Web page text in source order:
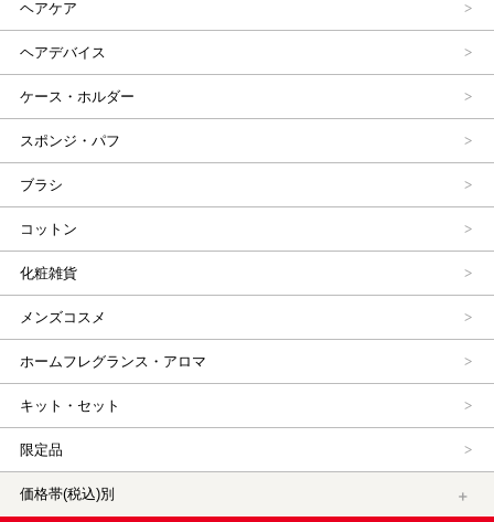
ヘアケア
ヘアデバイス
ケース・ホルダー
スポンジ・パフ
ブラシ
コットン
化粧雑貨
メンズコスメ
ホームフレグランス・アロマ
キット・セット
限定品
価格帯(税込)別